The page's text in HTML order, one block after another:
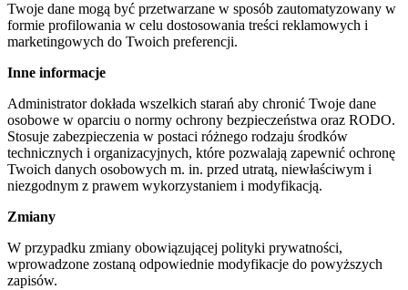
Twoje dane mogą być przetwarzane w sposób zautomatyzowany w
formie profilowania w celu dostosowania treści reklamowych i
marketingowych do Twoich preferencji.
Inne informacje
Administrator dokłada wszelkich starań aby chronić Twoje dane
osobowe w oparciu o normy ochrony bezpieczeństwa oraz RODO.
Stosuje zabezpieczenia w postaci różnego rodzaju środków
technicznych i organizacyjnych, które pozwalają zapewnić ochronę
Twoich danych osobowych m. in. przed utratą, niewłaściwym i
niezgodnym z prawem wykorzystaniem i modyfikacją.
Zmiany
W przypadku zmiany obowiązującej polityki prywatności,
wprowadzone zostaną odpowiednie modyfikacje do powyższych
zapisów.